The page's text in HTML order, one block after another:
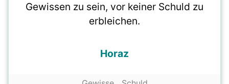
Gewissen zu sein, vor keiner Schuld zu
erbleichen.
Horaz